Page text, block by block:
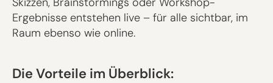
Ergebnisse entstehen live – für alle sichtbar, im
Raum ebenso wie online.
Die Vorteile im Überblick: